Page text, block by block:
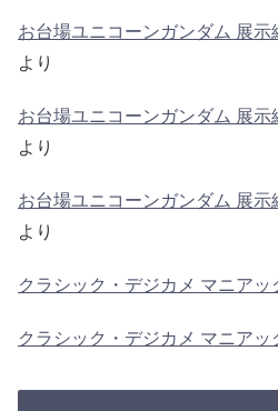
お台場ユニコーンガンダム 展示
より
お台場ユニコーンガンダム 展示
より
お台場ユニコーンガンダム 展示
より
クラシック・デジカメ マニアッ
クラシック・デジカメ マニアッ